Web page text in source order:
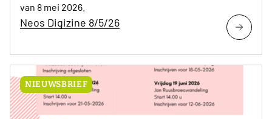
van 8 mei 2026.
Neos Digizine 8/5/26
NIEUWSBRIEF